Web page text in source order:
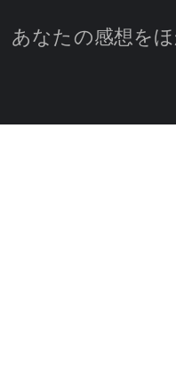
あなたの感想を